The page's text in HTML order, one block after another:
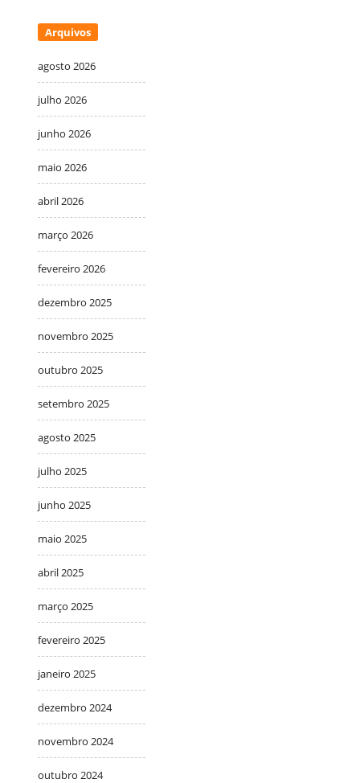
Arquivos
agosto 2026
julho 2026
junho 2026
maio 2026
abril 2026
março 2026
fevereiro 2026
dezembro 2025
novembro 2025
outubro 2025
setembro 2025
agosto 2025
julho 2025
junho 2025
maio 2025
abril 2025
março 2025
fevereiro 2025
janeiro 2025
dezembro 2024
novembro 2024
outubro 2024